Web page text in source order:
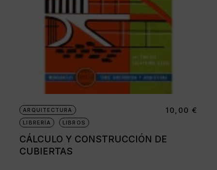
ARQUITECTURA
LIBRERÍA
LIBROS
CÁLCULO Y CONSTRUCCIÓN DE
CUBIERTAS
10,00 €